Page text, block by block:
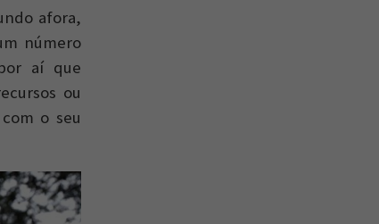
afora,
número
aí que
ou
o seu